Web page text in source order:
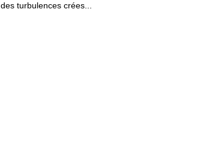
turbulences crées...